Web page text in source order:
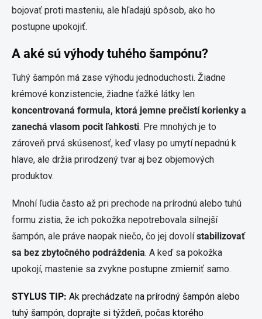
bojovať proti masteniu, ale hľadajú spôsob, ako ho
postupne upokojiť.
A aké sú výhody tuhého šampónu?
Tuhý šampón má zase výhodu jednoduchosti. Žiadne
krémové konzistencie, žiadne ťažké látky len
koncentrovaná formula, ktorá jemne prečistí korienky a
zanechá vlasom pocit ľahkosti. Pre mnohých je to
zároveň prvá skúsenosť, keď vlasy po umytí nepadnú k
hlave, ale držia prirodzený tvar aj bez objemových
produktov.
Mnohí ľudia často až pri prechode na prírodnú alebo tuhú
formu zistia, že ich pokožka nepotrebovala silnejší
šampón, ale práve naopak niečo, čo jej dovolístabilizovať
sa bez zbytočného podráždenia. A keď sa pokožka
upokojí, mastenie sa zvykne postupne zmierniť samo.
STYLUS TIP: Ak prechádzate na prírodný šampón alebo
tuhý šampón, doprajte si týždeň, počas ktorého